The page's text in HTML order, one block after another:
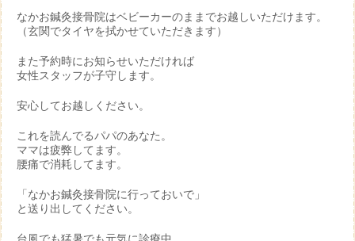
なかお鍼灸接骨院はベビーカーのままでお越しいただけます。
（玄関でタイヤを拭かせていただきます）
また予約時にお知らせいただければ
女性スタッフが子守します。
安心してお越しください。
これを読んでるパパのあなた。
ママは疲弊してます。
腰痛で消耗してます。
「なかお鍼灸接骨院に行っておいで」
と送り出してください。